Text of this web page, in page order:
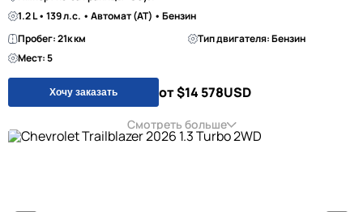
1.2 L • 139 л.с. • Автомат (AT) • Бензин
Пробег: 21к км
Тип двигателя: Бензин
Мест: 5
Хочу заказать от $14 578USD
Смотреть больше